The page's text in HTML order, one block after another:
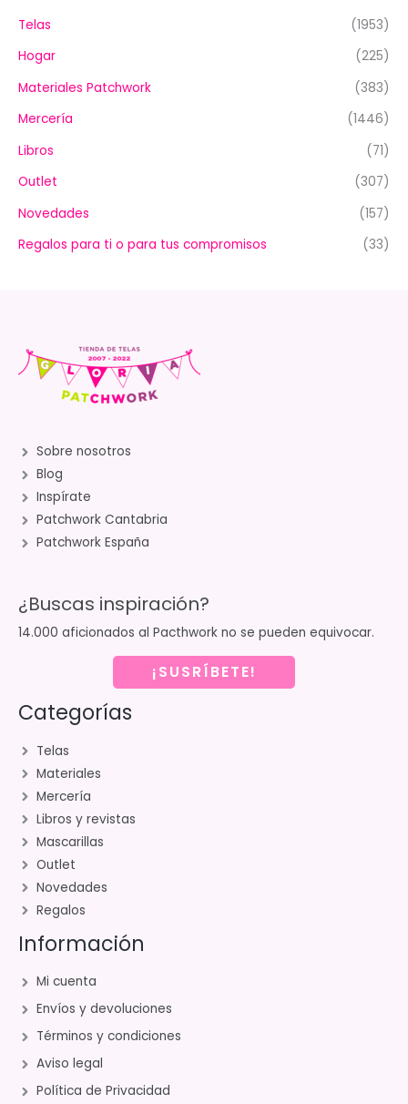
Telas
(1953)
Hogar
(225)
Materiales Patchwork
(383)
Mercería
(1446)
Libros
(71)
Outlet
(307)
Novedades
(157)
Regalos para ti o para tus compromisos
(33)
Sobre nosotros
Blog
Inspírate
Patchwork Cantabria
Patchwork España
¿Buscas inspiración?
14.000 aficionados al Pacthwork no se pueden equivocar.
¡SUSRÍBETE!
Categorías
Telas
Materiales
Mercería
Libros y revistas
Mascarillas
Outlet
Novedades
Regalos
Información
Mi cuenta
Envíos y devoluciones
Términos y condiciones
Aviso legal
Política de Privacidad